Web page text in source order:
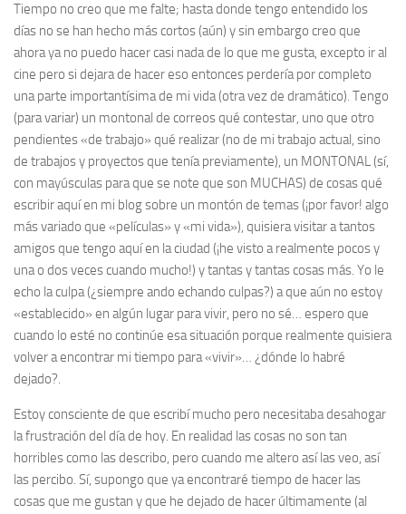
Tiempo no creo que me falte; hasta donde tengo entendido los
días no se han hecho más cortos (aún) y sin embargo creo que
ahora ya no puedo hacer casi nada de lo que me gusta, excepto ir al
cine pero si dejara de hacer eso entonces perdería por completo
una parte importantísima de mi vida (otra vez de dramático). Tengo
(para variar) un montonal de correos qué contestar, uno que otro
pendientes «de trabajo» qué realizar (no de mi trabajo actual, sino
de trabajos y proyectos que tenía previamente), un MONTONAL (sí,
con mayúsculas para que se note que son MUCHAS) de cosas qué
escribir aquí en mi blog sobre un montón de temas (¡por favor! algo
más variado que «películas» y «mi vida»), quisiera visitar a tantos
amigos que tengo aquí en la ciudad (¡he visto a realmente pocos y
una o dos veces cuando mucho!) y tantas y tantas cosas más. Yo le
echo la culpa (¿siempre ando echando culpas?) a que aún no estoy
«establecido» en algún lugar para vivir, pero no sé… espero que
cuando lo esté no continúe esa situación porque realmente quisiera
volver a encontrar mi tiempo para «vivir»… ¿dónde lo habré
dejado?.
Estoy consciente de que escribí mucho pero necesitaba desahogar
la frustración del día de hoy. En realidad las cosas no son tan
horribles como las describo, pero cuando me altero así las veo, así
las percibo. Sí, supongo que ya encontraré tiempo de hacer las
cosas que me gustan y que he dejado de hacer últimamente (al